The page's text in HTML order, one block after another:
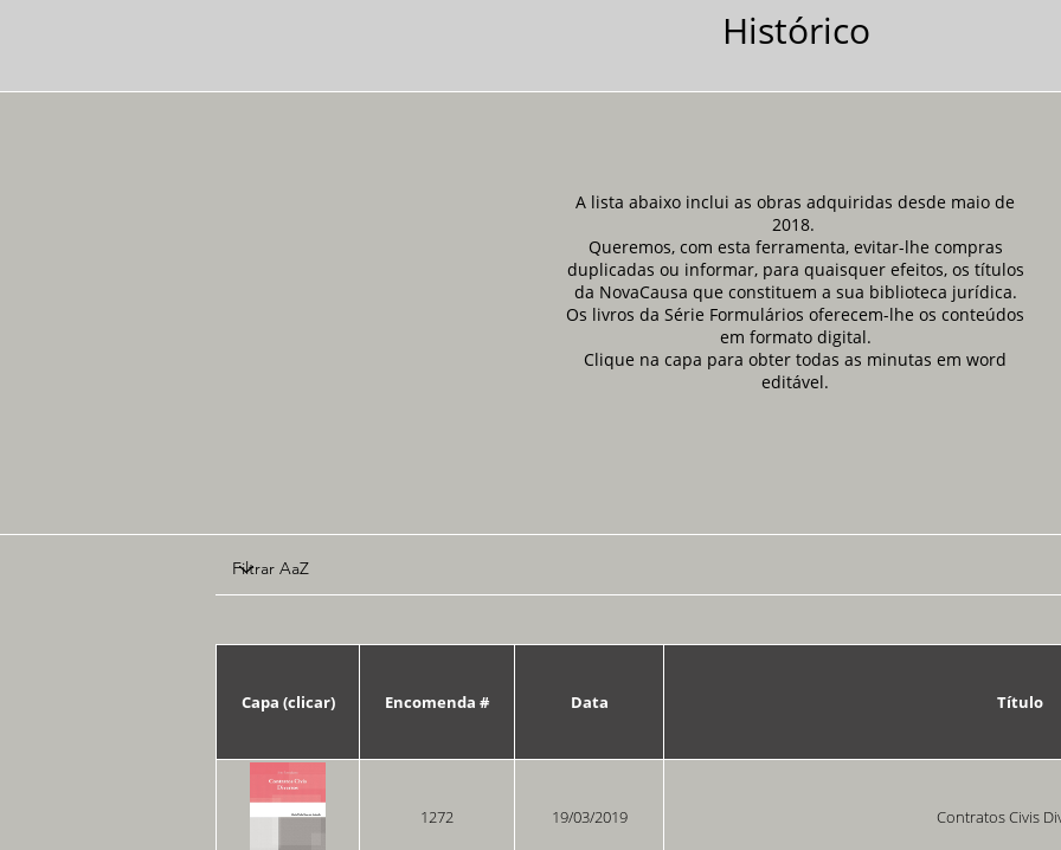
Histórico
A lista abaixo inclui as obras adquiridas desde maio de
2018.
Queremos, com esta ferramenta, evitar-lhe compras
duplicadas ou informar, para quaisquer efeitos, os títulos
da NovaCausa que constituem a sua biblioteca jurídica.
Os livros da Série Formulários oferecem-lhe os conteúdos
em formato digital.
Clique na capa para obter todas as minutas em word
editável.
Capa (clicar) Encomenda # Data Título
1272 19/03/2019 Contratos Civis